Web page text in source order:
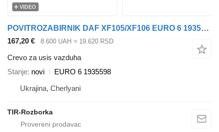
VIDEO
POVITROZABIRNIK DAF XF105/XF106 EURO 6 1935598 crevo za usis vazduha za DAF XF105/XF106 tegljača
167,20 € 8.600 UAH ≈ 19.620 RSD
Crevo za usis vazduha
Stanje novi
EURO 6 1935598
Ukrajina, Cherlyani
TIR-Rozborka